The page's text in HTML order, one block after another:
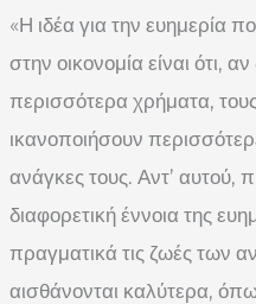
«Η ιδέα για την ευημερία
στην οικονομία είναι ότι,
περισσότερα χρήματα,
ικανοποιήσουν
ανάγκες τους. Αντ’ αυτού,
διαφορετική έννοια της
πραγματικά τις ζωές των
αισθάνονται καλύτερα,